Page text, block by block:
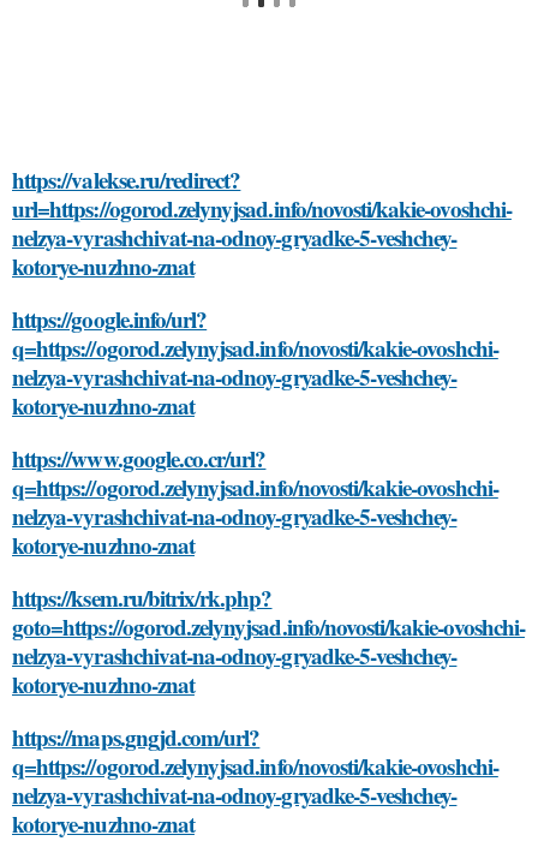
https://valekse.ru/redirect?
url=https://ogorod.zelynyjsad.info/novosti/kakie-ovoshchi-
nelzya-vyrashchivat-na-odnoy-gryadke-5-veshchey-
kotorye-nuzhno-znat
https://google.info/url?
q=https://ogorod.zelynyjsad.info/novosti/kakie-ovoshchi-
nelzya-vyrashchivat-na-odnoy-gryadke-5-veshchey-
kotorye-nuzhno-znat
https://www.google.co.cr/url?
q=https://ogorod.zelynyjsad.info/novosti/kakie-ovoshchi-
nelzya-vyrashchivat-na-odnoy-gryadke-5-veshchey-
kotorye-nuzhno-znat
https://ksem.ru/bitrix/rk.php?
goto=https://ogorod.zelynyjsad.info/novosti/kakie-ovoshchi-
nelzya-vyrashchivat-na-odnoy-gryadke-5-veshchey-
kotorye-nuzhno-znat
https://maps.gngjd.com/url?
q=https://ogorod.zelynyjsad.info/novosti/kakie-ovoshchi-
nelzya-vyrashchivat-na-odnoy-gryadke-5-veshchey-
kotorye-nuzhno-znat